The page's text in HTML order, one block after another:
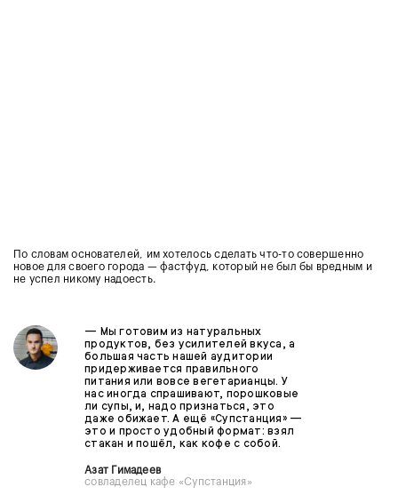
По словам основателей, им хотелось сделать что-то совершенно
новое для своего города — фастфуд, который не был бы вредным и
не успел никому надоесть.
— Мы готовим из натуральных
продуктов, без усилителей вкуса, а
большая часть нашей аудитории
придерживается правильного
питания или вовсе вегетарианцы. У
нас иногда спрашивают, порошковые
ли супы, и, надо признаться, это
даже обижает. А ещё «Супстанция» —
это и просто удобный формат: взял
стакан и пошёл, как кофе с собой.
Азат Гимадеев
совладелец кафе «Супстанция»